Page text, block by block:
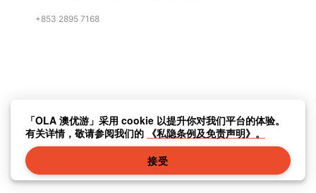
+853 2895 7168
「OLA 澳优游」采用 cookie 以提升你对我们平台的体验。
有关详情，敬请参阅我们的 《私隐条例及免责声明》。
接受